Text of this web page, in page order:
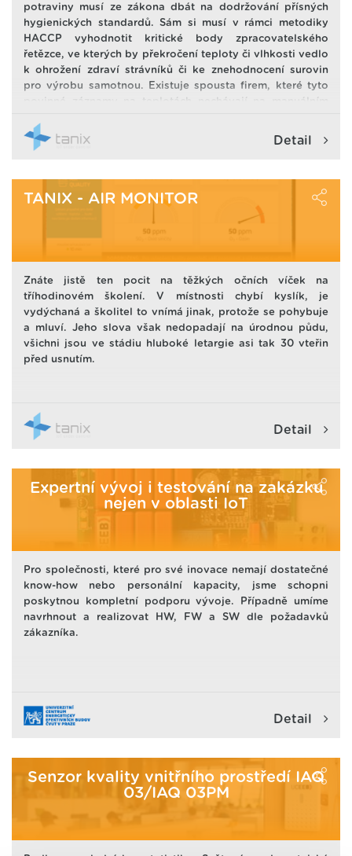
potraviny musí ze zákona dbát na dodržování přísných
hygienických standardů. Sám si musí v rámci metodiky
HACCP vyhodnotit kritické body zpracovatelského
řetězce, ve kterých by překročení teploty či vlhkosti vedlo
k ohrožení zdraví strávníků či ke znehodnocení surovin
pro výrobu samotnou. Existuje spousta firem, které tyto
povinné záznamy na teplotách nechávají na manuálním
záznamů je pak přímo úměrná jejich spolehlivosti,
frekvence záznamů je vždy minimální možná a v případě,
dvěma odečty či mimo pracovní dobu, neexistuje o tom
ani záznam, ani nebylo možné předejít problémům a
škodám. Samostatnou kapitolou je nákladnost na
manuální odečet. Pracovní síla je dnes jednou z
náklady přínosem.
Detail
TANIX - AIR MONITOR
Znáte jistě ten pocit na těžkých očních víček na
tříhodinovém školení. V místnosti chybí kyslík, je
vydýchaná a školitel to vnímá jinak, protože se pohybuje
a mluví. Jeho slova však nedopadají na úrodnou půdu,
všichni jsou ve stádiu hluboké letargie asi tak 30 vteřin
před usnutím.
Detail
Expertní vývoj i testování na zakázku
nejen v oblasti IoT
Pro společnosti, které pro své inovace nemají dostatečné
know-how nebo personální kapacity, jsme schopni
poskytnou kompletní podporu vývoje. Případně umíme
navrhnout a realizovat HW, FW a SW dle požadavků
zákazníka.
Detail
Senzor kvality vnitřního prostředí IAQ
03/IAQ 03PM